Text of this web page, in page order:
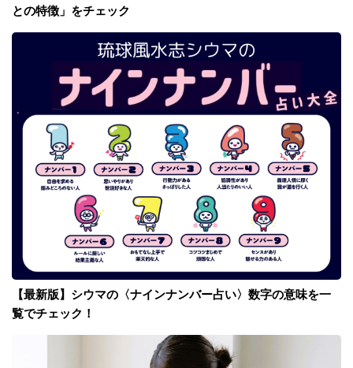
との特徴」をチェック
【最新版】シウマの〈ナインナンバー占い〉数字の意味を一
覧でチェック！